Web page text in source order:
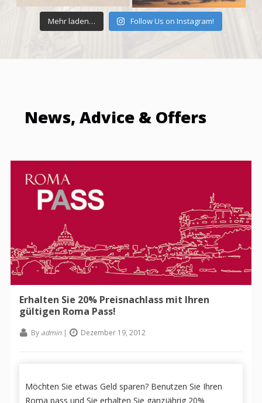
News, Advice & Offers
Erhalten Sie 20% Preisnachlass mit Ihren
gültigen Roma Pass!
By admin| Dezember 19, 2012
Möchten Sie etwas Geld sparen? Benutzen Sie Ihren
Roma pass und Sie erhalten Sie ganzjährig 20%
Mehr laden… Follow Us on Instagram!